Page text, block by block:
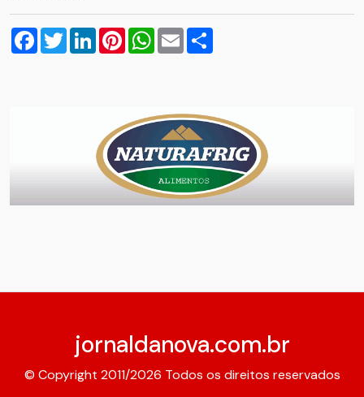
Facebook
TwitterLinkedInPinterestWhatsApp
Email
jornaldanova.com.br
© Copyright 2011/2026 Todos os direitos reservados